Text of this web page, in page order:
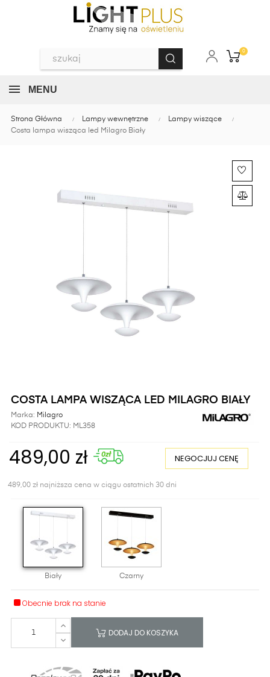
0
MENU
Strona Główna Lampy wewnętrzne
Lampy wiszące
Costa lampa wisząca led Milagro Biały
COSTA LAMPA WISZĄCA LED MILAGRO BIAŁY
Marka: Milagro
KOD PRODUKTU: ML358
489,00 zł NEGOCJUJ CENĘ
489,00 zł najniższa cena w ciągu ostatnich 30 dni
Biały Czarny
Obecnie brak na stanie
DODAJ DO KOSZYKA